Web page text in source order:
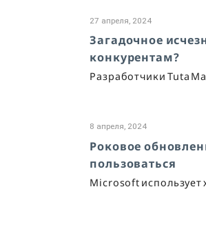
27 апреля, 2024
Загадочное
конкурентам?
Разработчики Tuta
8 апреля, 2024
Роковое
пользоваться
Microsoft